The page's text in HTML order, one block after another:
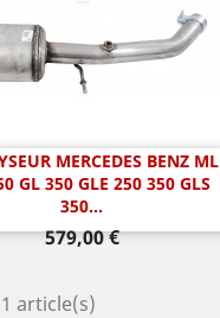
MERCEDES BENZ ML
GL 350 GLE 250 350 GLS
350...
Prix
579,00 €
article(s)